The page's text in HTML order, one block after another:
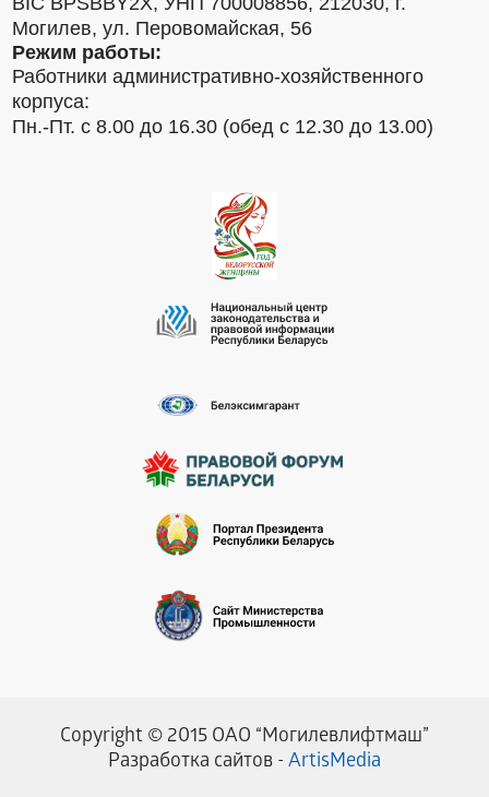
Могилев, ул. Перовомайская, 56
Режим работы:
Работники административно-хозяйственного
корпуса:
Пн.-Пт. с 8.00 до 16.30 (обед с 12.30 до 13.00)
Разработка сайтов - ArtisMedia
Copyright © 2015 ОАО “Могилевлифтмаш”